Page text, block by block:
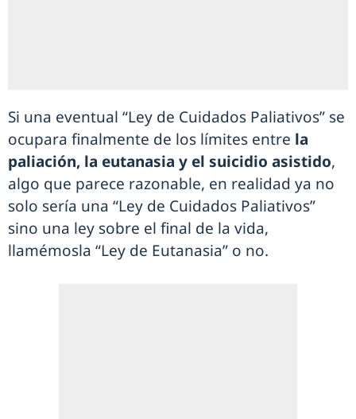
Si una eventual “Ley de Cuidados Paliativos” se
ocupara finalmente de los límites entre la
paliación, la eutanasia y el suicidio asistido,
algo que parece razonable, en realidad ya no
solo sería una “Ley de Cuidados Paliativos”
sino una ley sobre el final de la vida,
llamémosla “Ley de Eutanasia” o no.